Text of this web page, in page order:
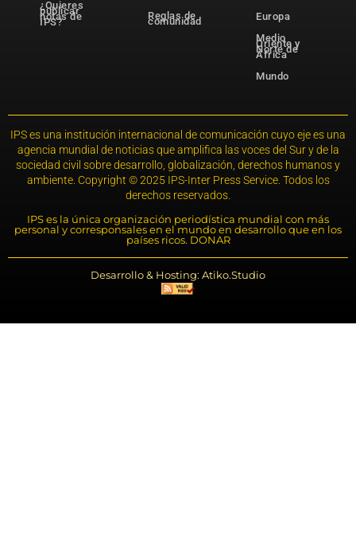
¿Quieres
publicar
notas de
IPS?
Reglas de
comunidad
Europa
Medio
Oriente y
Norte de
África
Mundo
IPS es una institución internacional de comunicación cuyo eje es una
agencia mundial de noticias que amplifica las voces del Sur y de la
sociedad civil sobre desarrollo, globalización, derechos humanos y
ambiente. Copyright © 2025 IPS-Inter Press Service. Todos los
derechos reservados.
IPS es la única organización periodística mundial con más
personal y corresponsales en el mundo en desarrollo que en los
países ricos. DONAR
Desarrollo & Hosting: Atiko.Studio